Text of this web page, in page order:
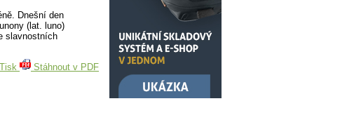
Dnešní den
(lat. luno)
slavnostních
Tisk Stáhnout v PDF